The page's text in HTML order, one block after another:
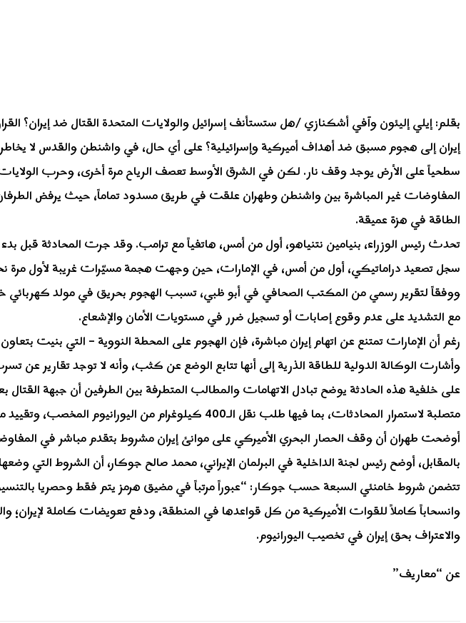
بقلم: إيلي إليئون وآفي أشكنازي /هل ستستأنف إسرائيل والولايات المتحدة القتال ضد إيران؟
إيران إلى هجوم مسبق ضد أهداف أميركية وإسرائيلية؟ على أي حال، في واشنطن والقدس لا
سطحياً على الأرض يوجد وقف نار. لكن في الشرق الأوسط تعصف الرياح مرة أخرى، وحرب
المفاوضات غير المباشرة بين واشنطن وطهران علقت في طريق مسدود تماماً، حيث يرفض
الطاقة في هزة عميقة.
تحدث رئيس الوزراء، بنيامين نتنياهو، أول من أمس، هاتفياً مع ترامب. وقد جرت المحادثة قبل
سجل تصعيد دراماتيكي، أول من أمس، في الإمارات، حين وجهت هجمة مسيّرات غريبة لأول مرة
ووفقاً لتقرير رسمي من المكتب الصحافي في أبو ظبي، تسبب الهجوم بحريق في مولد كهربائي
مع التشديد على عدم وقوع إصابات أو تسجيل ضرر في مستويات الأمان والإشعاع.
رغم أن الإمارات تمتنع عن اتهام إيران مباشرة، فإن الهجوم على المحطة النووية – التي بنيت
وأشارت الوكالة الدولية للطاقة الذرية إلى أنها تتابع الوضع عن كثب، وأنه لا توجد تقارير عن
على خلفية هذه الحادثة يوضح تبادل الاتهامات والمطالب المتطرفة بين الطرفين أن جبهة
متصلبة لاستمرار المحادثات، بما فيها طلب نقل الـ400
أوضحت طهران أن وقف الحصار البحري الأميركي على موانئ إيران مشروط بتقدم مباشر في
بالمقابل، أوضح رئيس لجنة الداخلية في البرلمان الإيراني، محمد صالح جوكار، أن الشروط
تتضمن شروط خامنئي السبعة حسب جوكار: “عبوراً مرتباً في مضيق هرمز يتم فقط وحصريا
وانسحاباً كاملاً للقوات الأميركية من كل قواعدها في المنطقة، ودفع تعويضات كاملة لإيران؛
والاعتراف بحق إيران في تخصيب اليورانيوم.
عن “معاريف”